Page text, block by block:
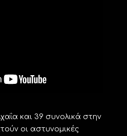
και 39 συνολικά στην
οι αστυνομικές